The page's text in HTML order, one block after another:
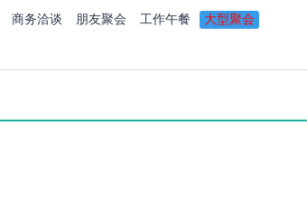
商务洽谈 朋友聚会 工作午餐
大型聚会